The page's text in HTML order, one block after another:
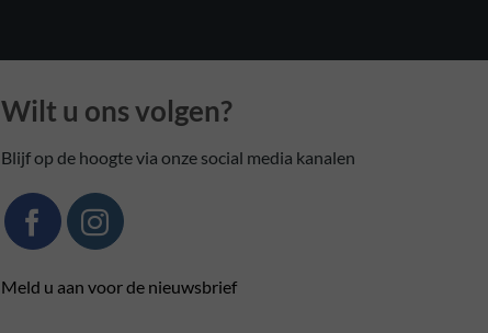
Wilt u ons volgen?
Blijf op de hoogte via onze social media kanalen
Meld u aan voor de nieuwsbrief